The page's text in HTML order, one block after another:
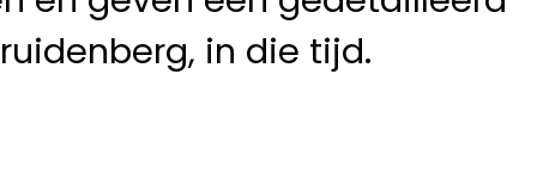
in die tijd.